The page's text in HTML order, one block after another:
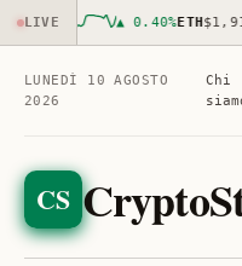
LIVE ▲ 0.40%ETH
LUNEDÌ 10 AGOSTO
2026
Chi
CS